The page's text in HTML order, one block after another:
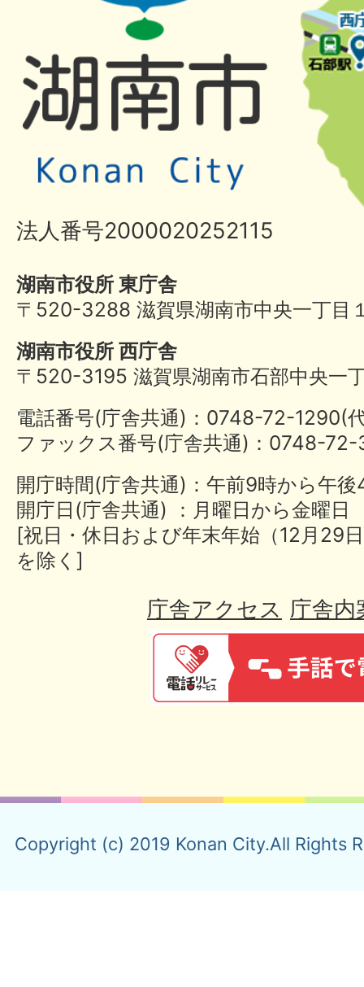
法人番号2000020252115
湖南市役所 東庁舎
〒520-3288 滋賀県湖南市中央一丁目
湖南市役所 西庁舎
〒520-3195 滋賀県湖南市石部中央一
電話番号(庁舎共通)：0748-72-
ファックス番号(庁舎共通)：0748-
開庁時間(庁舎共通)：午前9時から午
開庁日(庁舎共通) ：月曜日から金曜日
[祝日・休日および年末年始（12月29
を除く]
庁舎アクセス 庁舎内
Copyright (c) 2019 Konan City.All Rights